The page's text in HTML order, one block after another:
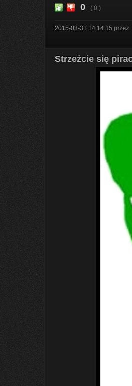
0 ( 0 )
2015-03-31 14:14:15 przez
Strzeżcie się